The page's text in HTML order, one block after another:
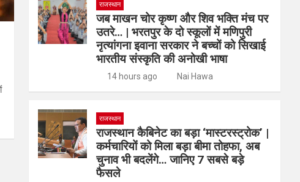
राजस्थान
जब माखन चोर कृष्ण और शिव भक्ति मंच पर
उतरे… | भरतपुर के दो स्कूलों में मणिपुरी
नृत्यांगना इवाना सरकार ने बच्चों को सिखाई
भारतीय संस्कृति की अनोखी भाषा
14 hours ago Nai Hawa
राजस्थान
राजस्थान कैबिनेट का बड़ा ‘मास्टरस्ट्रोक’ |
कर्मचारियों को मिला बड़ा बीमा तोहफा, अब
चुनाव भी बदलेंगे… जानिए 7 सबसे बड़े
फैसले